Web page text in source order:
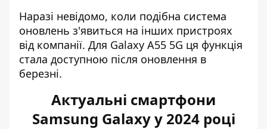
Наразі невідомо, коли подібна система
оновлень з'явиться на інших пристроях
від компанії. Для Galaxy A55 5G ця функція
стала доступною після оновлення в
березні.
Актуальні смартфони
Samsung Galaxy у 2024 році